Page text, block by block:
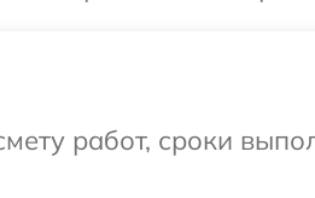
работ, сроки